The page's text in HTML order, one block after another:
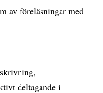
av föreläsningar med
deltagande i